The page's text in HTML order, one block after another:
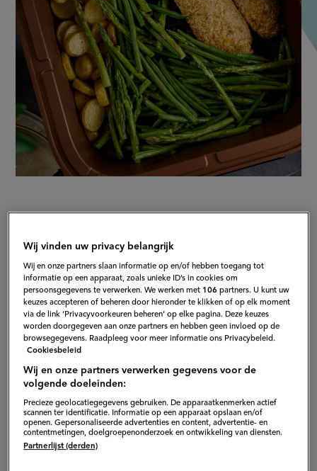
Álles kan in de Airfryer!
Fervente Airfryer-gebruikers weten: bijna alles kan
erin. Van pittige kippetjes tot lekkere huisgemaakte
aardappelfriet. Het ding is razend populair en dat is
niet voor niets: de Airfryer, beter bekend als een
heteluchtfriteuse, is - als we het mogen geloven
- gezonder dan frituren en sneller dan de oven.
Met andere woorden: alles wat in de oven of frituurpan
Wij vinden uw privacy belangrijk
Wij en onze partners slaan informatie op en/of hebben toegang tot
informatie op een apparaat, zoals unieke ID’s in cookies om
persoonsgegevens te verwerken. We werken met 106 partners. U kunt uw
keuzes accepteren of beheren door hieronder te klikken of op elk moment
via de link ‘Privacyvoorkeuren beheren’ op elke pagina. Deze keuzes
worden doorgegeven aan onze partners en hebben geen invloed op de
browsegegevens. Raadpleeg voor meer informatie ons Privacybeleid.
Cookiesbeleid
Wij en onze partners verwerken gegevens voor de
volgende doeleinden:
Precieze geolocatiegegevens gebruiken. De apparaatkenmerken actief
scannen ter identificatie. Informatie op een apparaat opslaan en/of
openen. Gepersonaliseerde advertenties en content, advertentie- en
contentmetingen, doelgroepenonderzoek en ontwikkeling van diensten.
Partnerlijst (derden)